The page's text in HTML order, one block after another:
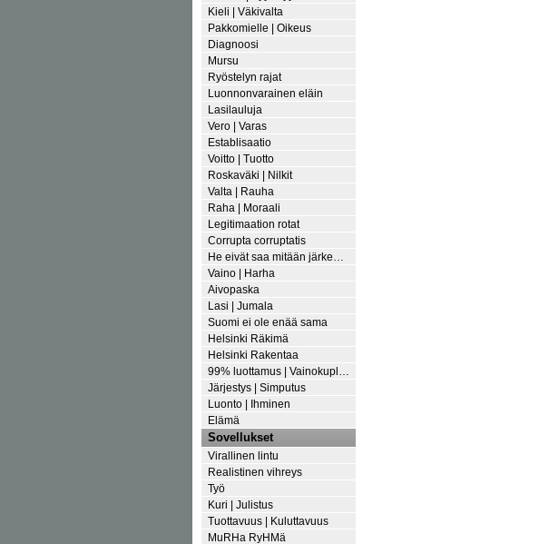
Kieli | Väkivalta
Pakkomielle | Oikeus
Diagnoosi
Mursu
Ryöstelyn rajat
Luonnonvarainen eläin
Lasilauluja
Vero | Varas
Establisaatio
Voitto | Tuotto
Roskaväki | Nilkit
Valta | Rauha
Raha | Moraali
Legitimaation rotat
Corrupta corruptatis
He eivät saa mitään järke…
Vaino | Harha
Aivopaska
Lasi | Jumala
Suomi ei ole enää sama
Helsinki Räkimä
Helsinki Rakentaa
99% luottamus | Vainokupl…
Järjestys | Simputus
Luonto | Ihminen
Elämä
Sovellukset
Virallinen lintu
Realistinen vihreys
Työ
Kuri | Julistus
Tuottavuus | Kuluttavuus
MuRHa RyHMä